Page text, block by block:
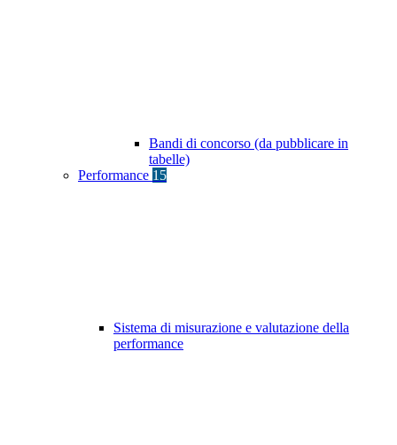
Bandi di concorso (da pubblicare in
tabelle)
Performance 15
Sistema di misurazione e valutazione della
performance